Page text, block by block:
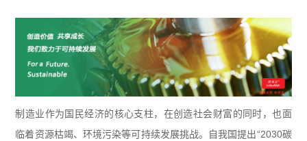
制造业作为国民经济的核心支柱，在创造社会财富的同时，也面
临着资源枯竭、环境污染等可持续发展挑战。自我国提出“2030碳